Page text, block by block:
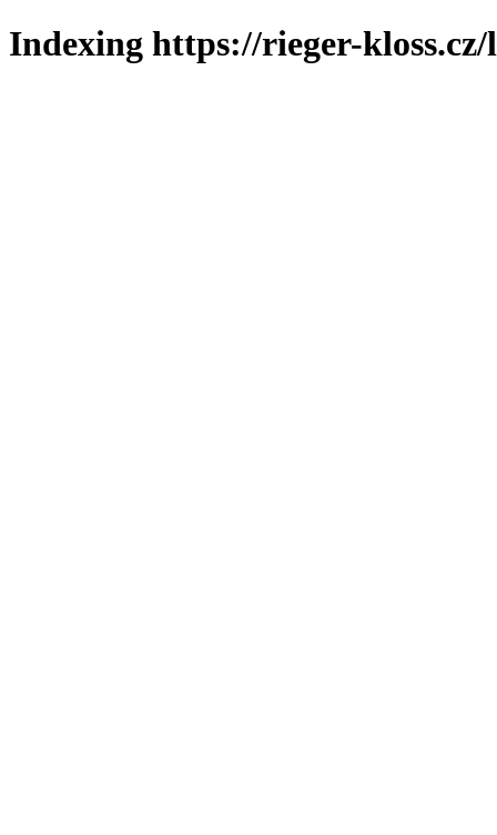
Indexing https://rieger-